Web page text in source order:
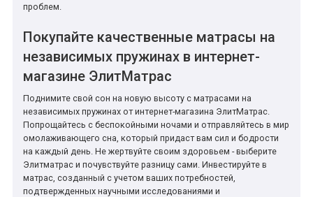
проблем.
Покупайте качественные матрасы на
независимых пружинах в интернет-
магазине ЭлитМатрас
Поднимите свой сон на новую высоту с матрасами на
независимых пружинах от интернет-магазина ЭлитМатрас.
Попрощайтесь с беспокойными ночами и отправляйтесь в мир
омолаживающего сна, который придаст вам сил и бодрости
на каждый день. Не жертвуйте своим здоровьем - выберите
Элитматрас и почувствуйте разницу сами. Инвестируйте в
матрас, созданный с учетом ваших потребностей,
подтвержденных научными исследованиями и